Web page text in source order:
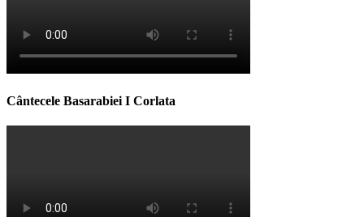
Cântecele Basarabiei I Corlata